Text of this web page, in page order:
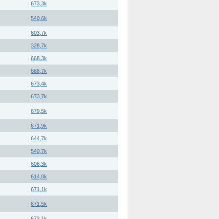
673,3k
540,6k
603,7k
328,7k
668,3k
668,7k
673,4k
673,7k
679,5k
671,9k
644,7k
540,7k
606,3k
614,0k
671,1k
671,5k